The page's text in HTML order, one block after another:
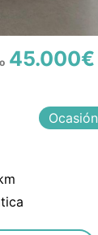
45.000€
Ocasión